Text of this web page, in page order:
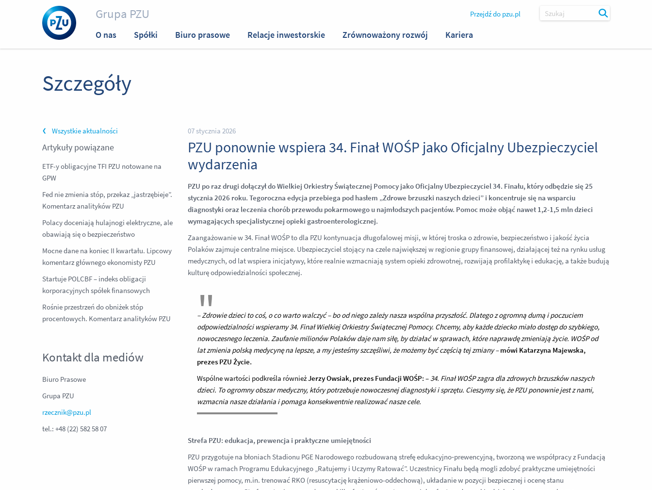
Grupa PZU
Przejdź do pzu.pl
Szukaj
O nas Spółki Biuro prasowe Relacje inwestorskie Zrównoważony rozwój Kariera
Szczegóły
Wszystkie aktualności
Artykuły powiązane
ETF-y obligacyjne TFI PZU notowane na
GPW
Fed nie zmienia stóp, przekaz „jastrzębieje”.
Komentarz analityków PZU
Polacy doceniają hulajnogi elektryczne, ale
obawiają się o bezpieczeństwo
Mocne dane na koniec II kwartału. Lipcowy
komentarz głównego ekonomisty PZU
Startuje POLCBF – indeks obligacji
korporacyjnych spółek finansowych
Rośnie przestrzeń do obniżek stóp
procentowych. Komentarz analityków PZU
Kontakt dla mediów
Biuro Prasowe
Grupa PZU
rzecznik@pzu.pl
tel.: +48 (22) 582 58 07
07 stycznia 2026
PZU ponownie wspiera 34. Finał WOŚP jako Oficjalny Ubezpieczyciel
wydarzenia
PZU po raz drugi dołączył do Wielkiej Orkiestry Świątecznej Pomocy jako Oficjalny Ubezpieczyciel 34. Finału, który odbędzie się 25
stycznia 2026 roku. Tegoroczna edycja przebiega pod hasłem „Zdrowe brzuszki naszych dzieci” i koncentruje się na wsparciu
diagnostyki oraz leczenia chorób przewodu pokarmowego u najmłodszych pacjentów. Pomoc może objąć nawet 1,2-1,5 mln dzieci
wymagających specjalistycznej opieki gastroenterologicznej.
Zaangażowanie w 34. Finał WOŚP to dla PZU kontynuacja długofalowej misji, w której troska o zdrowie, bezpieczeństwo i jakość życia
Polaków zajmuje centralne miejsce. Ubezpieczyciel stojący na czele największej w regionie grupy finansowej, działającej też na rynku usług
medycznych, od lat wspiera inicjatywy, które realnie wzmacniają system opieki zdrowotnej, rozwijają profilaktykę i edukację, a także budują
kulturę odpowiedzialności społecznej.
– Zdrowie dzieci to coś, o co warto walczyć – bo od niego zależy nasza wspólna przyszłość. Dlatego z ogromną dumą i poczuciem
odpowiedzialności wspieramy 34. Finał Wielkiej Orkiestry Świątecznej Pomocy. Chcemy, aby każde dziecko miało dostęp do szybkiego,
nowoczesnego leczenia. Zaufanie milionów Polaków daje nam siłę, by działać w sprawach, które naprawdę zmieniają życie. WOŚP od
lat zmienia polską medycynę na lepsze, a my jesteśmy szczęśliwi, że możemy być częścią tej zmiany –mówi Katarzyna Majewska,
prezes PZU Życie.
Wspólne wartości podkreśla równieżJerzy Owsiak, prezes Fundacji WOŚP: – 34. Finał WOŚP zagra dla zdrowych brzuszków naszych
dzieci. To ogromny obszar medyczny, który potrzebuje nowoczesnej diagnostyki i sprzętu. Cieszymy się, że PZU ponownie jest z nami,
wzmacnia nasze działania i pomaga konsekwentnie realizować nasze cele.
Strefa PZU: edukacja, prewencja i praktyczne umiejętności
PZU przygotuje na błoniach Stadionu PGE Narodowego rozbudowaną strefę edukacyjno‑prewencyjną, tworzoną we współpracy z Fundacją
WOŚP w ramach Programu Edukacyjnego „Ratujemy i Uczymy Ratować”. Uczestnicy Finału będą mogli zdobyć praktyczne umiejętności
pierwszej pomocy, m.in. trenować RKO (resuscytację krążeniowo-oddechową), układanie w pozycji bezpiecznej i ocenę stanu